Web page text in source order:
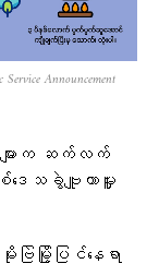
Service Announcement
ျားက ဆက်လက်
ဒေသခွဲဗျူဟာမှူး
မြို့ပြင်နေရာ